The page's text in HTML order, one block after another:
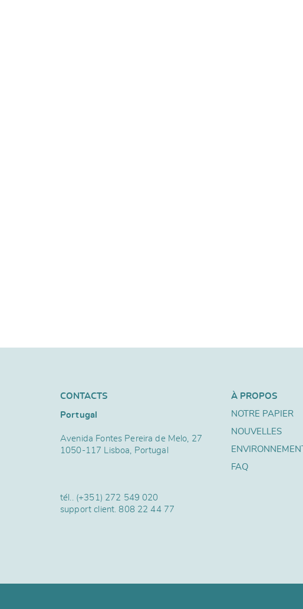
CONTACTS
Portugal
Avenida Fontes Pereira de Melo, 27
1050-117 Lisboa, Portugal
tél.. (+351) 272 549 020
support client.808 22 44 77
À PROPOS
NOTRE PAPIER
NOUVELLES
ENVIRONNEMENT
FAQ